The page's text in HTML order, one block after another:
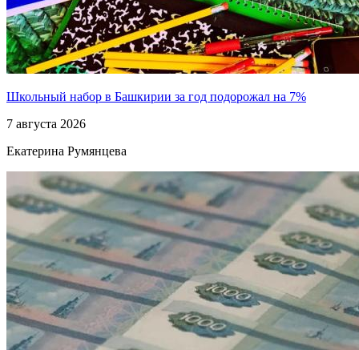
Школьный набор в Башкирии за год подорожал на 7%
7 августа 2026
Екатерина Румянцева